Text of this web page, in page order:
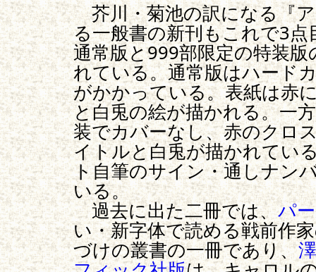
芥川・菊池の訳になる『
る一般書の新刊もこれで3
通常版と999部限定の特装
れている。通常版はハード
がかかっている。表紙は赤
と白兎の絵が描かれる。一
装でカバーなし、赤のクロ
イトルと白兎が描かれてい
ト自筆のサイン・通しナン
いる。
過去に出た二冊では、パ
い・新字体で読める戦前作
づけの叢書の一冊であり、